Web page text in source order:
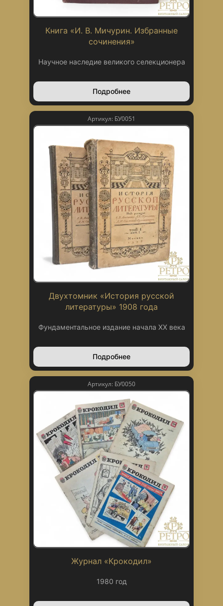
Книга «И. В. Мичурин. Избранные
сочинения»
Научное наследие великого селекционера
Подробнее
Артикул: БУ0051
Двухтомник «История русской
литературы» 1908 года
Фундаментальное издание начала XX века
Подробнее
Артикул: БУ0050
Журнал «Крокодил»
1980 год